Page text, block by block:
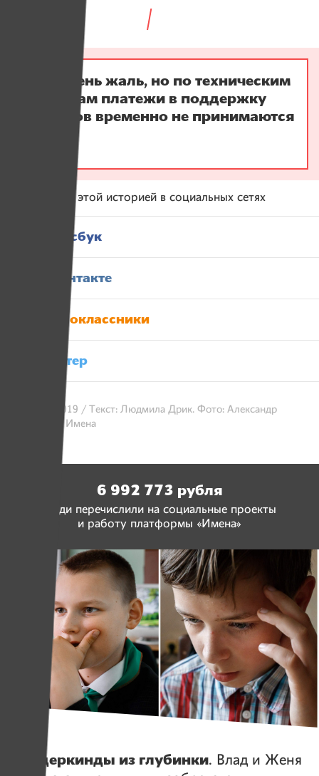
Нам очень жаль, но по техническим
причинам платежи в поддержку
проектов временно не принимаются
Поделитесь этой историей в социальных сетях
Фейсбук
Вконтакте
Одноклассники
Твитер
19 марта 2019 / Текст: Людмила Дрик. Фото: Александр
Васюкович, Имена
6 992 773 рубля
люди перечислили на социальные проекты
и работу платформы «Имена»
Вундеркинды из глубинки. Влад и Женя